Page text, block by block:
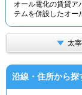
オール電化の賃貸ア
テムを併設したオー
太
沿線・住所から探